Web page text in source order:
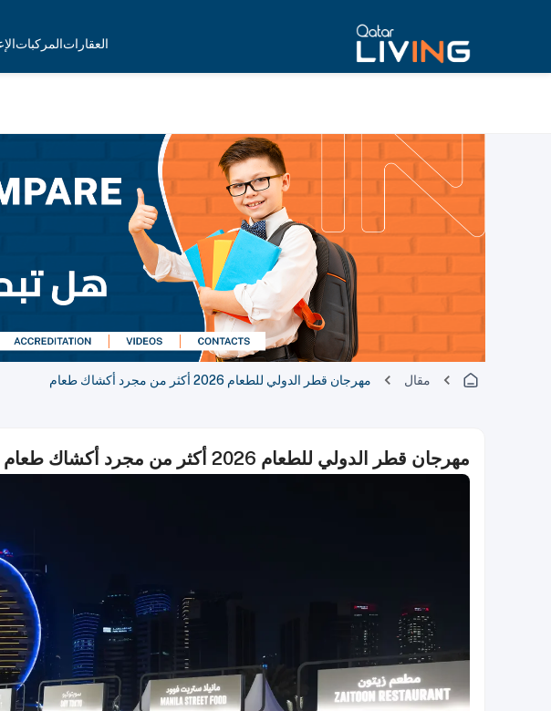
العقاراتالمركبات
مقال مهرجان قطر الدولي للطعام 2026 أكثر من مجرد أكشاك طعام
مهرجان قطر الدولي للطعام 2026 أكثر من مجرد أكشاك طعام